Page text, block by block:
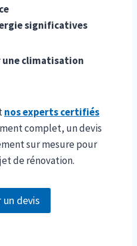
significatives
une climatisation
nos experts certifiés
complet, un devis
sur mesure pour
de rénovation.
un devis